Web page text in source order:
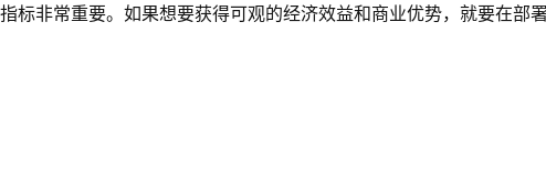
标非常重要。如果想要获得可观的经济效益和商业优势，就要在部署